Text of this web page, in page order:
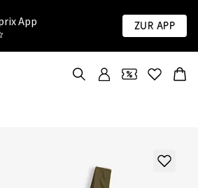
App Zur App